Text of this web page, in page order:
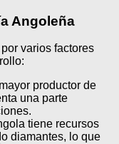
Angoleña
varios factores
productor de
una parte
tiene recursos
diamantes, lo que